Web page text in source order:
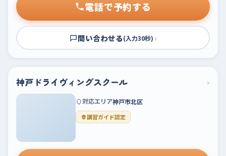
電話で予約する
問い合わせる(入力30秒) ›
神戸ドライヴィングスクール ›
対応エリア神戸市北区
講習ガイド認定